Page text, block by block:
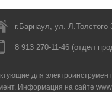
г.Барнаул, ул. Л.Толстого
8 913 270-11-46 (отдел
для
Информация на сайте